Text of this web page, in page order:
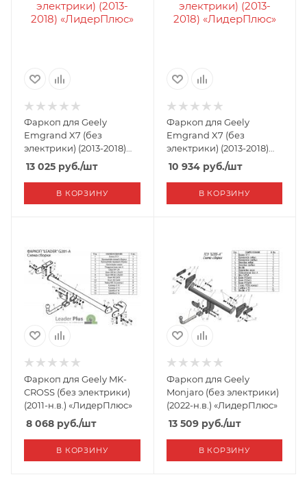
Фаркоп для Geely
Emgrand X7 (без
электрики) (2013-2018)
«ЛидерПлюс»
13 025 руб./шт
В КОРЗИНУ
Фаркоп для Geely
Emgrand X7 (без
электрики) (2013-2018)
«ЛидерПлюс»
10 934руб./шт
В КОРЗИНУ
Фаркоп для Geely MK-
CROSS (без электрики)
(2011-н.в.) «ЛидерПлюс»
8 068 руб./шт
В КОРЗИНУ
Фаркоп для Geely
Monjaro (без электрики)
(2022-н.в.) «ЛидерПлюс»
13 509руб./шт
В КОРЗИНУ